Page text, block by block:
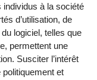
individus à la société
d’utilisation, de
logiciel, telles que
permettent une
Susciter l’intérêt
et